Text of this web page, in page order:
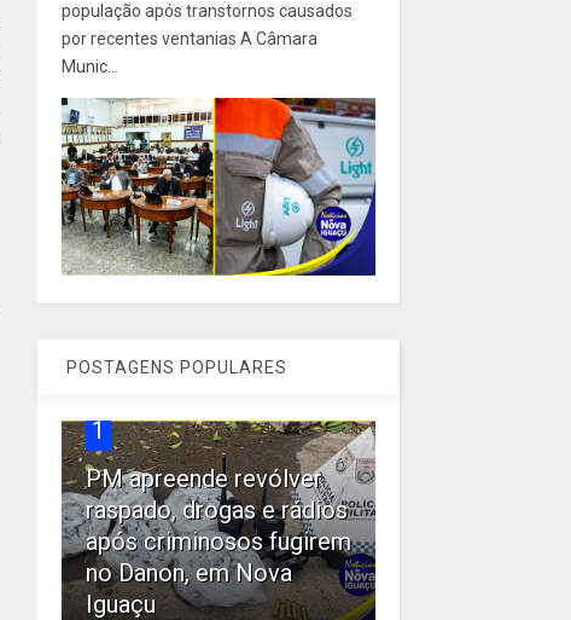
população após transtornos causados
por recentes ventanias A Câmara
Munic...
POSTAGENS POPULARES
1
PM apreende revólver
raspado, drogas e rádios
após criminosos fugirem
no Danon, em Nova
Iguaçu